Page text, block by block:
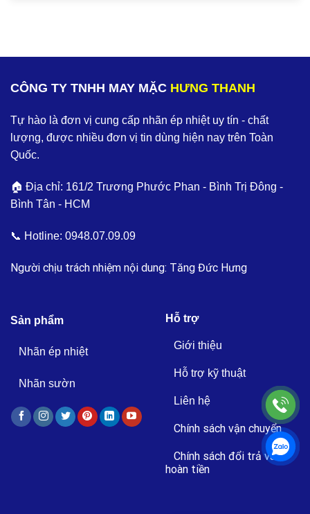
CÔNG TY TNHH MAY MẶC HƯNG THANH
Tự hào là đơn vị cung cấp nhãn ép nhiệt uy tín - chất
lượng, được nhiều đơn vị tin dùng hiện nay trên Toàn
Quốc.
🏠 Địa chỉ: 161/2 Trương Phước Phan - Bình Trị Đông -
Bình Tân - HCM
📞 Hotline: 0948.07.09.09
Người chịu trách nhiệm nội dung: Tăng Đức Hưng
Sản phẩm
Nhãn ép nhiệt
Nhãn sườn
Hỗ trợ
Giới thiệu
Hỗ trợ kỹ thuật
Liên hệ
Chính sách vận chuyển
Chính sách đổi trả và
hoàn tiền